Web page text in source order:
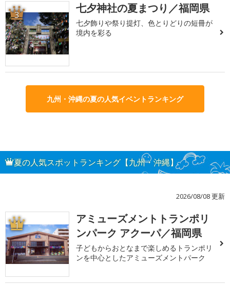
3 七夕神社の夏まつり／福岡県
七夕飾りや祭り提灯、色とりどりの短冊が
境内を彩る
九州・沖縄の夏の人気イベントランキング
夏の人気スポットランキング【九州・沖縄】
2026/08/08 更新
1
アミューズメントトランポリ
ンパーク アクーパ／福岡県
子どもからおとなまで楽しめるトランポリ
ンを中心としたアミューズメントパーク